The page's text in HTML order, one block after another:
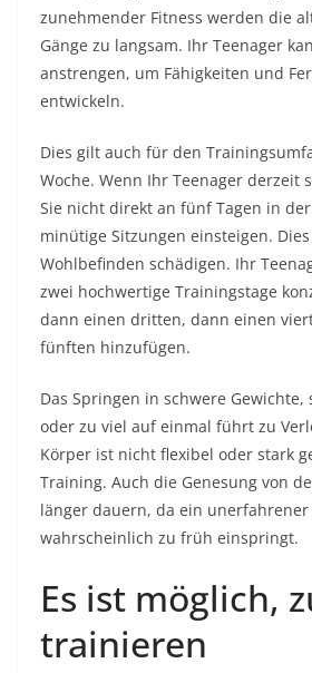
zunehmender Fitness werden die
Gänge zu langsam. Ihr Teenager
anstrengen, um Fähigkeiten und
entwickeln.
Dies gilt auch für den
Woche. Wenn Ihr Teenager derzeit
Sie nicht direkt an fünf Tagen in
minütige Sitzungen einsteigen.
Wohlbefinden schädigen. Ihr
zwei hochwertige Trainingstage
dann einen dritten, dann einen
fünften hinzufügen.
Das Springen in schwere
oder zu viel auf einmal führt zu
Körper ist nicht flexibel oder stark
Training. Auch die Genesung von
länger dauern, da ein unerfahrener
wahrscheinlich zu früh einspringt.
Es ist möglich,
trainieren